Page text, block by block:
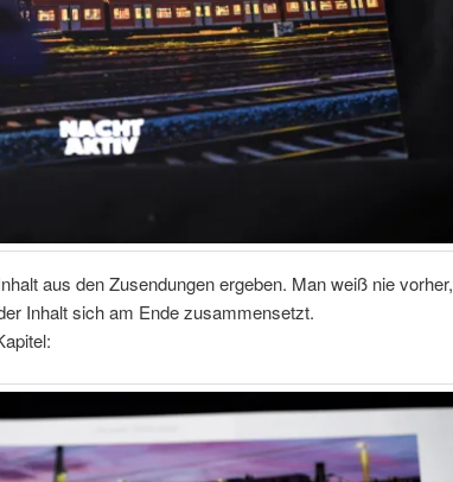
aus den Zusendungen ergeben. Man weiß nie vorher,
Inhalt sich am Ende zusammensetzt.